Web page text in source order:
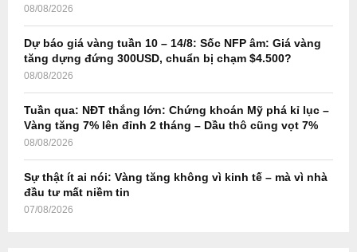
08/08/2026
Dự báo giá vàng tuần 10 – 14/8: Sốc NFP âm: Giá vàng
tăng dựng đứng 300USD, chuẩn bị chạm $4.500?
08/08/2026
Tuần qua: NĐT thắng lớn: Chứng khoán Mỹ phá kỉ lục –
Vàng tăng 7% lên đỉnh 2 tháng – Dầu thô cũng vọt 7%
08/08/2026
Sự thật ít ai nói: Vàng tăng không vì kinh tế – mà vì nhà
đầu tư mất niềm tin
07/08/2026